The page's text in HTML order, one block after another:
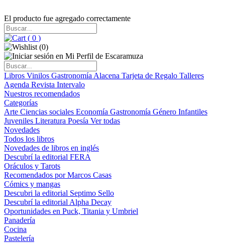
El producto fue agregado correctamente
( 0 )
(0)
Libros Vinilos Gastronomía Alacena Tarjeta de Regalo Talleres
Agenda Revista Intervalo
Nuestros recomendados
Categorías
Arte Ciencias sociales Economía Gastronomía Género Infantiles
Juveniles Literatura Poesía Ver todas
Novedades
Todos los libros
Novedades de libros en inglés
Descubrí la editorial FERA
Oráculos y Tarots
Recomendados por Marcos Casas
Cómics y mangas
Descubri la editorial Septimo Sello
Descubrí la editorial Alpha Decay
Oportunidades en Puck, Titania y Umbriel
Panadería
Cocina
Pastelería